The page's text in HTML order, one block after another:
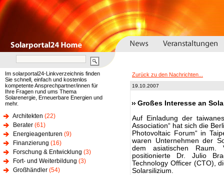
Im solarportal24-Linkverzeichnis finden
Sie schnell, einfach und kostenlos
kompetente Ansprechpartner/innen für
Ihre Fragen rund ums Thema
Solarenergie, Erneuerbare Energien und
mehr.
Architekten (22)
Berater (61)
Energieagenturen (9)
Finanzierung (16)
Forschung & Entwicklung (3)
Fort- und Weiterbildung (3)
Großhändler (54)
Zurück zu den Nachrichten...
19.10.2007
Großes Interesse an
Auf Einladung der
Association“ hat sich die
Photovoltaic Forum“ in
waren Unternehmen der
dem asiatischen Raum.
positionierte Dr. Julio
Technology Officer (CTO),
Solarsilizium.